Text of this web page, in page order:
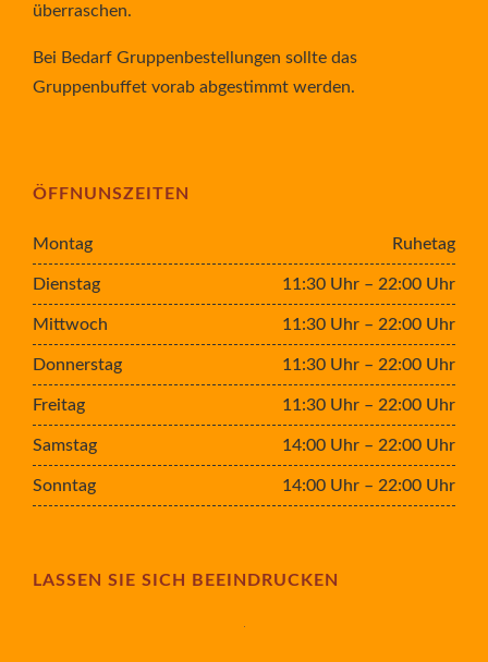
überraschen.
Bei Bedarf Gruppenbestellungen sollte das
Gruppenbuffet vorab abgestimmt werden.
ÖFFNUNSZEITEN
Montag Ruhetag
Dienstag 11:30 Uhr – 22:00 Uhr
Mittwoch 11:30 Uhr – 22:00 Uhr
Donnerstag 11:30 Uhr – 22:00 Uhr
Freitag 11:30 Uhr – 22:00 Uhr
Samstag 14:00 Uhr – 22:00 Uhr
Sonntag 14:00 Uhr – 22:00 Uhr
LASSEN SIE SICH BEEINDRUCKEN